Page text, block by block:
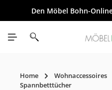
springen
Den Möbel Bohn-
Home Wohnaccessoires
Spannbetttücher